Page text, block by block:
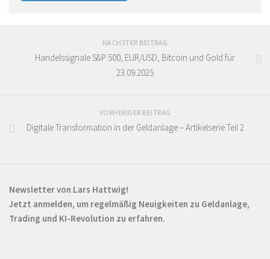
NÄCHSTER BEITRAG
Handelssignale S&P 500, EUR/USD, Bitcoin und Gold für
23.09.2025
VORHERIGER BEITRAG
Digitale Transformation in der Geldanlage – Artikelserie Teil 2
Newsletter von Lars Hattwig!
Jetzt anmelden, um regelmäßig Neuigkeiten zu Geldanlage,
Trading und KI-Revolution zu erfahren.